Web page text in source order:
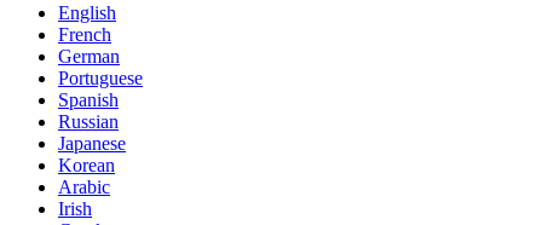
English
French
German
Portuguese
Spanish
Russian
Japanese
Korean
Arabic
Irish